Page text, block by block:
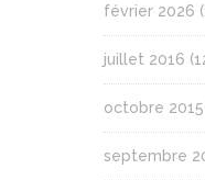
février 2026
juillet 2016
octobre 2015
septembre